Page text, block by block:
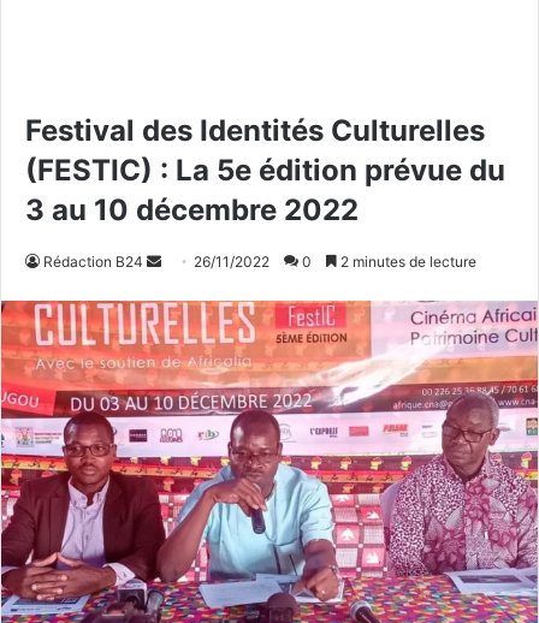
Festival des Identités Culturelles
(FESTIC) : La 5e édition prévue du
3 au 10 décembre 2022
Rédaction B24
v
o
y
e
r
u
n
c
o
u
r
26/11/2022 0 2 minutes de lecture